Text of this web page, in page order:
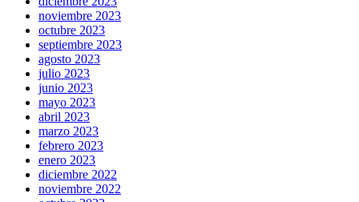
noviembre 2023
octubre 2023
septiembre 2023
agosto 2023
julio 2023
junio 2023
mayo 2023
abril 2023
marzo 2023
febrero 2023
enero 2023
diciembre 2022
noviembre 2022